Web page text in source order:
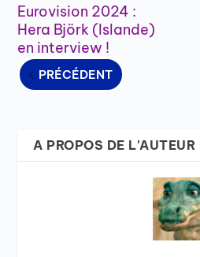
Eurovision 2024 :
Hera Björk (Islande)
en interview !
PRÉCÉDENT
A PROPOS DE L'AUTEUR